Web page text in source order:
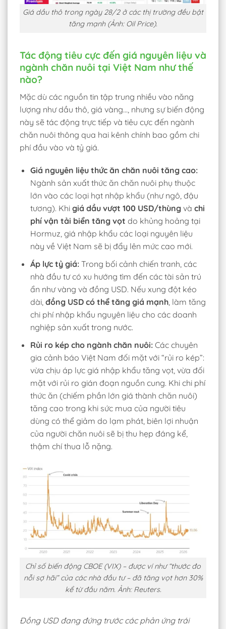
Giá dầu thô trong ngày 28/2 ở các thị trường đều bật
tăng mạnh (Ảnh: Oil Price).
Tác động tiêu cực đến giá nguyên liệu và
ngành chăn nuôi tại Việt Nam như thế
nào?
Mặc dù các nguồn tin tập trung nhiều vào năng
lượng như dầu thô, giá vàng…, nhưng sự biến động
này sẽ tác động trực tiếp và tiêu cực đến ngành
chăn nuôi thông qua hai kênh chính bao gồm chi
phí đầu vào và tỷ giá.
Giá nguyên liệu thức ăn chăn nuôi tăng cao:
Ngành sản xuất thức ăn chăn nuôi phụ thuộc
lớn vào các loại hạt nhập khẩu (như ngô, đậu
tương). Khi giá dầu vượt 100 USD/thùngvà chi
phí vận tải biển tăng vọt do khủng hoảng tại
Hormuz, giá nhập khẩu các loại nguyên liệu
này về Việt Nam sẽ bị đẩy lên mức cao mới.
Áp lực tỷ giá:Trong bối cảnh chiến tranh, các
nhà đầu tư có xu hướng tìm đến các tài sản trú
ẩn như vàng và đồng USD. Nếu xung đột kéo
dài, đồng USD có thể tăng giá mạnh, làm tăng
chi phí nhập khẩu nguyên liệu cho các doanh
nghiệp sản xuất trong nước.
Rủi ro kép cho ngành chăn nuôi:Các chuyên
gia cảnh báo Việt Nam đối mặt với “rủi ro kép”:
vừa chịu áp lực giá nhập khẩu tăng vọt, vừa đối
mặt với rủi ro gián đoạn nguồn cung. Khi chi phí
thức ăn (chiếm phần lớn giá thành chăn nuôi)
tăng cao trong khi sức mua của người tiêu
dùng có thể giảm do lạm phát, biên lợi nhuận
của người chăn nuôi sẽ bị thu hẹp đáng kể,
thậm chí thua lỗ nặng.
Chỉ số biến động CBOE (VIX) – được ví như “thước đo
nỗi sợ hãi” của các nhà đầu tư – đã tăng vọt hơn 30%
kể từ đầu năm. Ảnh: Reuters.
Đồng USD đang đứng trước các phản ứng trái